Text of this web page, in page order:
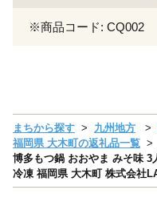
※商品コード: CQ002
まちから探す 九州地方
福岡県 大木町の返礼品一覧
博多もつ鍋 おおやま みそ味
冷凍 福岡県 大木町 株式会社